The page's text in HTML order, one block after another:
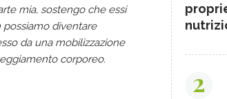
mia, sostengo che essi
diventare
da una mobilizzazione
corporeo.
2